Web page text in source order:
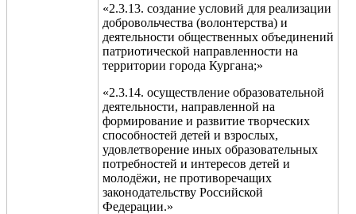
«2.3.13. создание условий для реализации
добровольчества (волонтерства) и
деятельности общественных объединений
патриотической направленности на
территории города Кургана;»
«2.3.14. осуществление образовательной
деятельности, направленной на
формирование и развитие творческих
способностей детей и взрослых,
удовлетворение иных образовательных
потребностей и интересов детей и
молодёжи, не противоречащих
законодательству Российской
Федерации.»